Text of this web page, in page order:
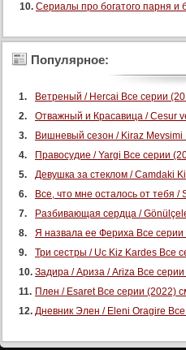
Сериалы про богатого парня и
Популярное:
Ветреный / Hercai Все серии
Отважный и Красавица / Cesur
Вишневый сезон / Kiraz Mevsimi
Правосудие / Yargi Все серии
Девушка за стеклом / Camdaki
Все, что мне осталось от тебя
Разбивающая сердца /
Я назвала ее Фериха Все серии
Три сестры / Uc Kiz Kardes Все
Задира / Ариза / Ariza Все
Плен / Esaret Все серии (2022)
Дневник Элен / Eleni Oragire